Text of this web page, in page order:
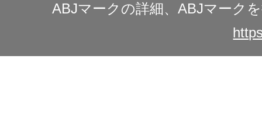
ABJマークの詳細、ABJマーク